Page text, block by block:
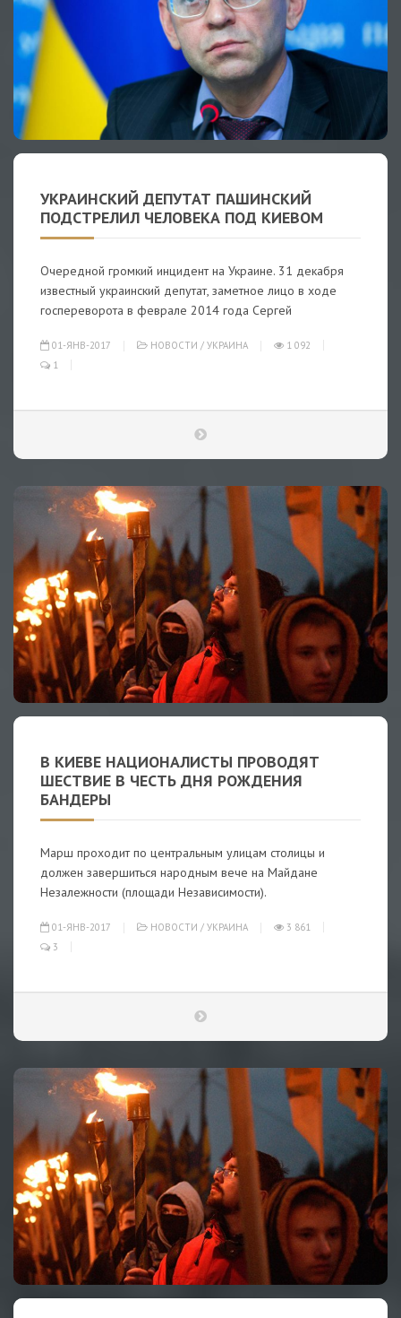
УКРАИНСКИЙ ДЕПУТАТ ПАШИНСКИЙ
ПОДСТРЕЛИЛ ЧЕЛОВЕКА ПОД КИЕВОМ
Очередной громкий инцидент на Украине. 31 декабря
известный украинский депутат, заметное лицо в ходе
госпереворота в феврале 2014 года Сергей
01-ЯНВ-2017 НОВОСТИ / УКРАИНА
1 092
1
В КИЕВЕ НАЦИОНАЛИСТЫ ПРОВОДЯТ
ШЕСТВИЕ В ЧЕСТЬ ДНЯ РОЖДЕНИЯ
БАНДЕРЫ
Марш проходит по центральным улицам столицы и
должен завершиться народным вече на Майдане
Незалежности (площади Независимости).
01-ЯНВ-2017 НОВОСТИ / УКРАИНА
3 861
3